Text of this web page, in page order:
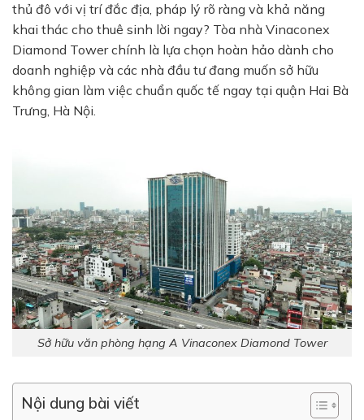
thủ đô với vị trí đắc địa, pháp lý rõ ràng và khả năng
khai thác cho thuê sinh lời ngay? Tòa nhà Vinaconex
Diamond Tower chính là lựa chọn hoàn hảo dành cho
doanh nghiệp và các nhà đầu tư đang muốn sở hữu
không gian làm việc chuẩn quốc tế ngay tại quận Hai Bà
Trưng, Hà Nội.
Sở hữu văn phòng hạng A Vinaconex Diamond Tower
Nội dung bài viết